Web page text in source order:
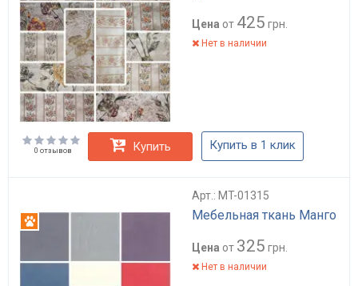
Цена от 425 грн.
Нет в наличии
0 отзывов Купить Купить в 1 клик
Арт.: MT-01315
Мебельная ткань Манго
Цена от 325 грн.
Нет в наличии